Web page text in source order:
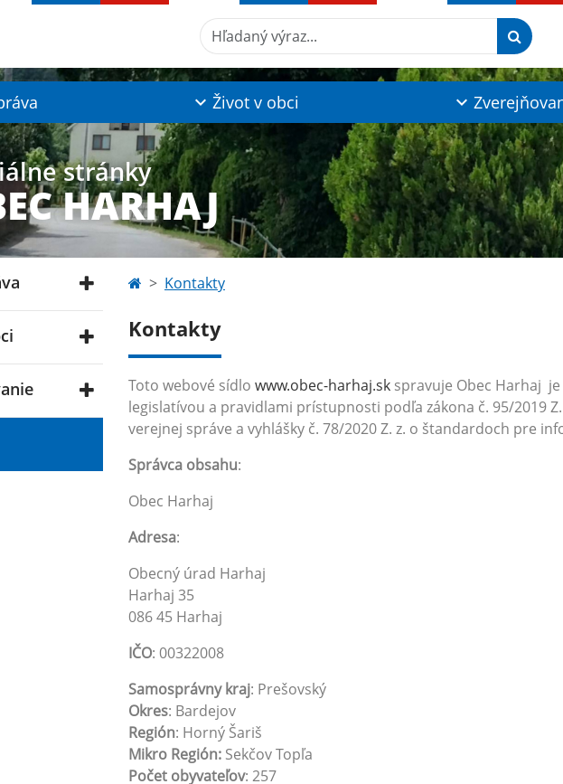
Hľadaný výraz...
Život v obci
stránky
HARHAJ
Kontakty
Kontakty
Toto webové sídlo www.obec-harhaj.sk spravuje Obec Harhaj
legislatívou a pravidlami prístupnosti podľa zákona č. 95/2019
verejnej správe a vyhlášky č. 78/2020 Z. z. o štandardoch pre
Správca obsahu:
Obec Harhaj
Adresa:
Obecný úrad Harhaj
Harhaj 35
086 45 Harhaj
IČO: 00322008
Samosprávny kraj: Prešovský
Okres: Bardejov
Región: Horný Šariš
Mikro Región: Sekčov Topľa
Počet obyvateľov: 257